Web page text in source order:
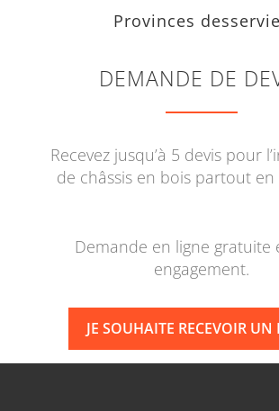
Provinces
DEMANDE DE
Recevez jusqu’à 5 devis pour
de châssis en bois partout en
Demande en ligne gratuite
engagement.
JE SOUHAITE RECEVOIR UN